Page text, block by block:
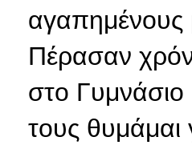
αγαπημένους
Πέρασαν
στο Γυμνάσιο
τους θυμάμαι